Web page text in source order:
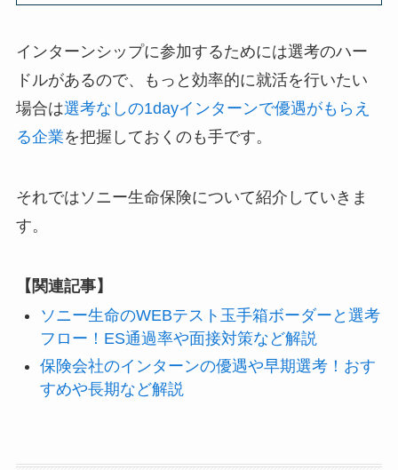
インターンシップに参加するためには選考のハー
ドルがあるので、もっと効率的に就活を行いたい
場合は選考なしの1dayインターンで優遇がもらえ
る企業を把握しておくのも手です。
それではソニー生命保険について紹介していきま
す。
【関連記事】
ソニー生命のWEBテスト玉手箱ボーダーと選考
フロー！ES通過率や面接対策など解説
保険会社のインターンの優遇や早期選考！おす
すめや長期など解説